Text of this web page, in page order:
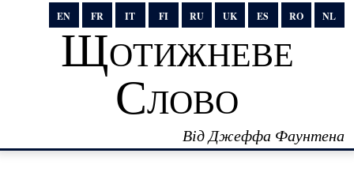
EN FR IT FI RU UK ES RO NL
Щотижневе
Слово
Від Джеффа Фаунтена